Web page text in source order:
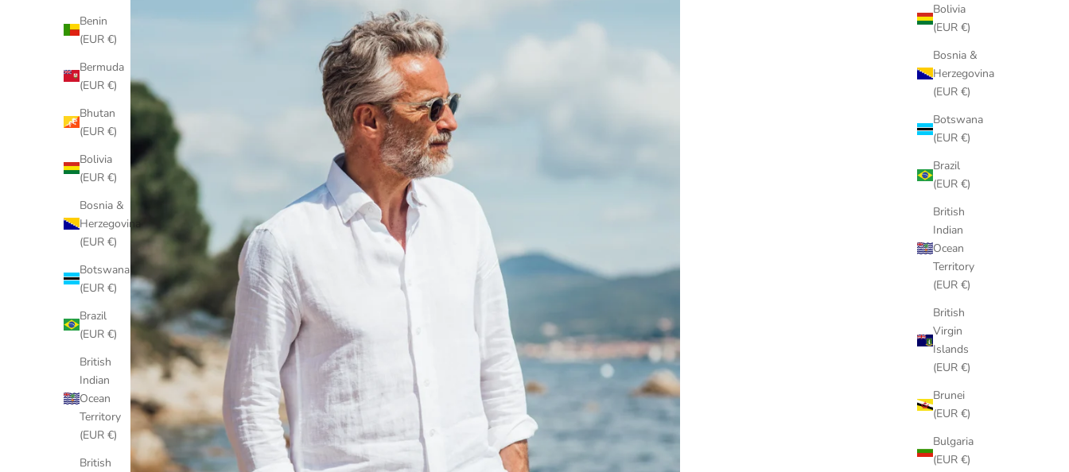
Bolivia
(EUR €)
Bosnia &
Herzegovina
(EUR €)
Botswana
(EUR €)
Brazil
(EUR €)
British
Indian
Ocean
Territory
(EUR €)
British
Virgin
Islands
(EUR €)
Brunei
(EUR €)
Bulgaria
(EUR €)
Benin
(EUR €)
Bermuda
(EUR €)
Bhutan
(EUR €)
Bolivia
(EUR €)
Bosnia &
Herzegovina
(EUR €)
Botswana
(EUR €)
Brazil
(EUR €)
British
Indian
Ocean
Territory
(EUR €)
British
Élégant. Simple. Sans contrainte.
Les Canebiers Care — la sérénité signée Les Canebiers.